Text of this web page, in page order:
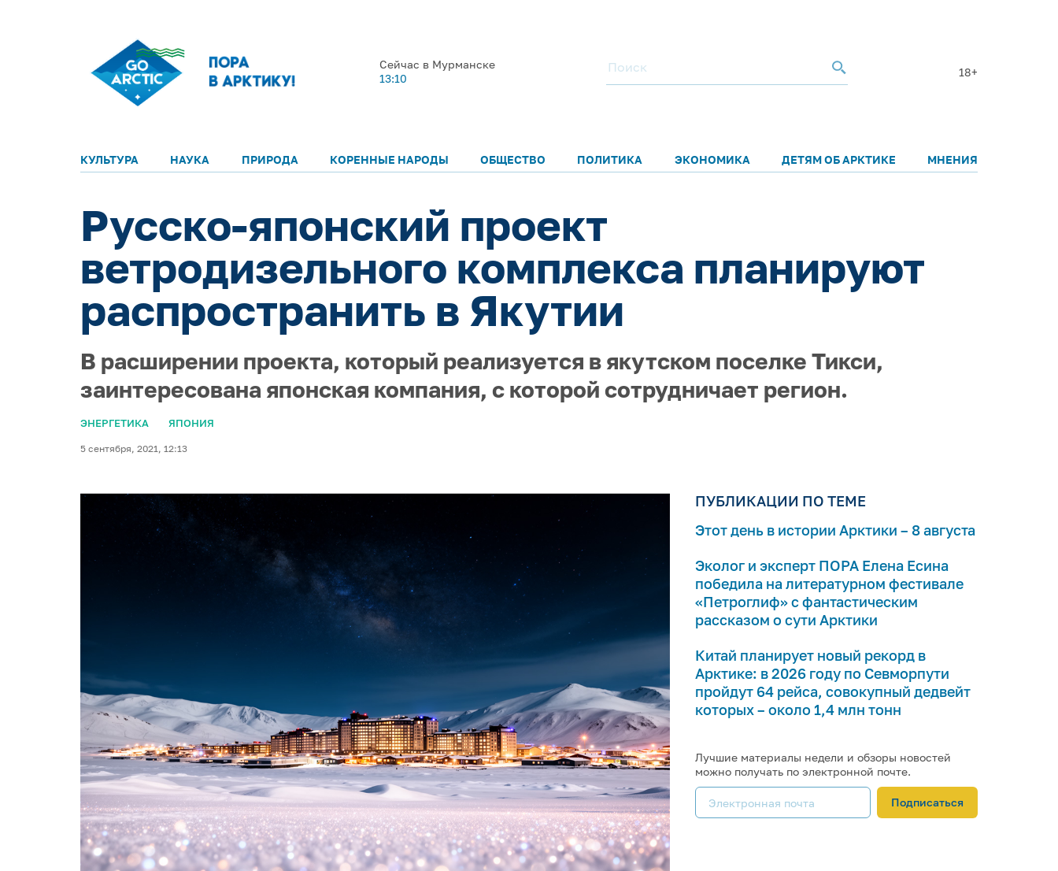
Сейчас в Мурманске
13:10
18+
КУЛЬТУРА НАУКА ПРИРОДА КОРЕННЫЕ НАРОДЫ ОБЩЕСТВО ПОЛИТИКА ЭКОНОМИКА ДЕТЯМ ОБ АРКТИКЕ МНЕНИЯ
Русско-японский проект
ветродизельного комплекса планируют
распространить в Якутии
В расширении проекта, который реализуется в якутском поселке Тикси,
заинтересована японская компания, с которой сотрудничает регион.
ЭНЕРГЕТИКА ЯПОНИЯ
5 сентября, 2021, 12:13
ПУБЛИКАЦИИ ПО ТЕМЕ
Этот день в истории Арктики – 8 августа
Эколог и эксперт ПОРА Елена Есина
победила на литературном фестивале
«Петроглиф» с фантастическим
рассказом о сути Арктики
Китай планирует новый рекорд в
Арктике: в 2026 году по Севморпути
пройдут 64 рейса, совокупный дедвейт
которых – около 1,4 млн тонн
Лучшие материалы недели и обзоры новостей
можно получать по электронной почте.
Подписаться